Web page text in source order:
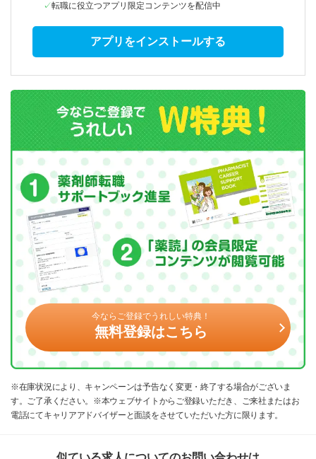
転職に役立つアプリ限定コンテンツを配信中
アプリをインストールする
今ならご登録でうれしい特典！
無料登録はこちら
※在庫状況により、キャンペーンは予告なく変更・終了する場合がございま
す。ご了承ください。※本ウェブサイトからご登録いただき、ご来社またはお
電話にてキャリアアドバイザーと面談をさせていただいた方に限ります。